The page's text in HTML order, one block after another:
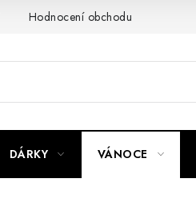
Hodnocení obchodu
DÁRKY VÁNOCE